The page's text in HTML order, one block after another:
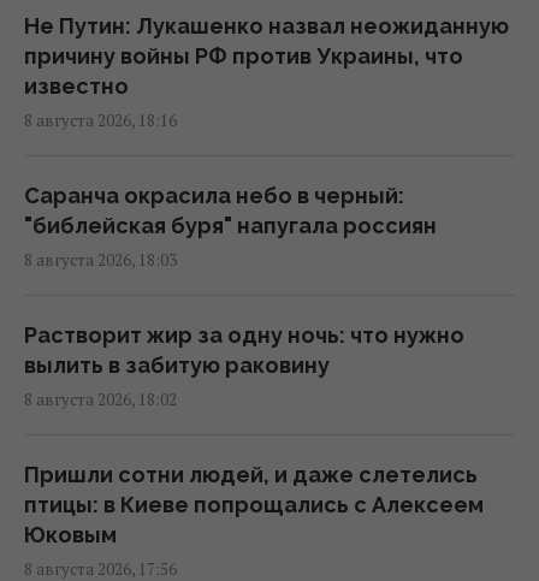
мужчину похудеть на 25 кг за полгода, –
The Mirror
17:26 суббота, 08 августа 2026
электростанцию в США: им поручили
особое задание
17:16 суббота, 08 августа 2026
Украина никогда не будет выпускать
ракеты для Patriot: эксперт назвал
причины
9 августа: церковный праздник сегодня, о
чем лучше молчать в этот день
17:10 суббота, 08 августа 2026
Не Путин: Лукашенко назвал неожиданную
причину войны РФ против Украины, что
известно
8 августа 2026, 18:16
Саранча окрасила небо в черный:
"библейская буря" напугала россиян
8 августа 2026, 18:03
Растворит жир за одну ночь: что нужно
вылить в забитую раковину
8 августа 2026, 18:02
Пришли сотни людей, и даже слетелись
птицы: в Киеве попрощались с Алексеем
Юковым
8 августа 2026, 17:56